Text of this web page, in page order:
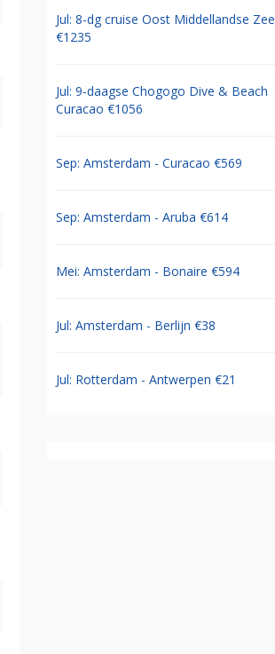
Jul: 8-dg cruise Oost Middellandse Zee
€1235
Jul: 9-daagse Chogogo Dive & Beach
Curacao €1056
Sep: Amsterdam - Curacao €569
Sep: Amsterdam - Aruba €614
Mei: Amsterdam - Bonaire €594
Jul: Amsterdam - Berlijn €38
Jul: Rotterdam - Antwerpen €21